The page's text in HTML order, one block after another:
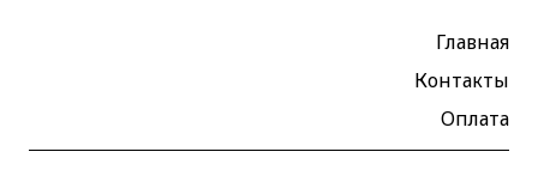
Главная
Контакты
Оплата